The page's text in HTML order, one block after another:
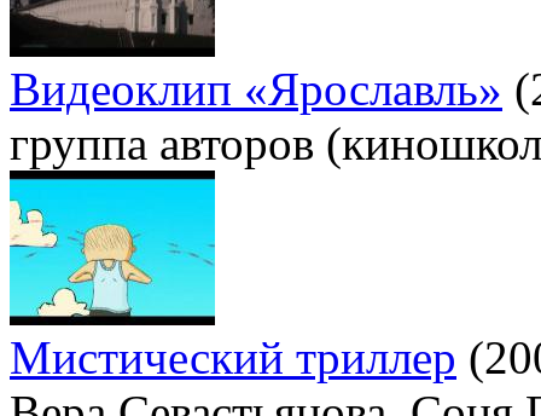
Видеоклип «Ярославль»
группа авторов
Мистический триллер